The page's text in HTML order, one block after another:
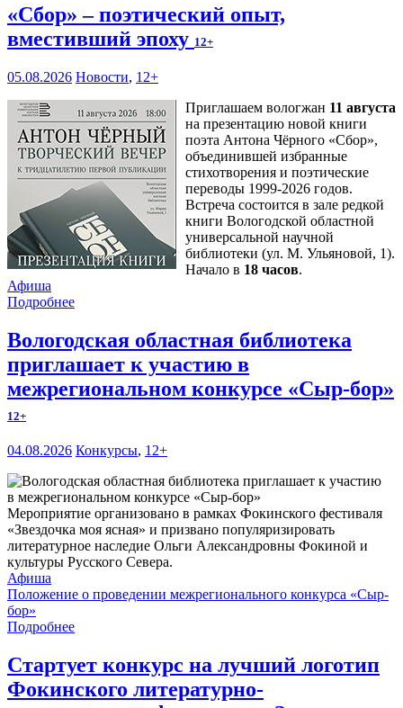
«Сбор» – поэтический опыт,
вместивший эпоху 12+
05.08.2026 Новости, 12+
Приглашаем вологжан 11 августа
на презентацию новой книги
поэта Антона Чёрного «Сбор»,
объединившей избранные
стихотворения и поэтические
переводы 1999-2026 годов.
Встреча состоится в зале редкой
книги Вологодской областной
универсальной научной
библиотеки (ул. М. Ульяновой, 1).
Начало в 18 часов.
Афиша
Подробнее
Вологодская областная библиотека
приглашает к участию в
межрегиональном конкурсе «Сыр-бор»
12+
04.08.2026 Конкурсы, 12+
Мероприятие организовано в рамках Фокинского фестиваля
«Звездочка моя ясная» и призвано популяризировать
литературное наследие Ольги Александровны Фокиной и
культуры Русского Севера.
Афиша
Положение о проведении межрегионального конкурса «Сыр-
бор»
Подробнее
Стартует конкурс на лучший логотип
Фокинского литературно-